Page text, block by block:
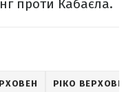
проти Кабаєла.
РІКО ВЕРХОВЕН